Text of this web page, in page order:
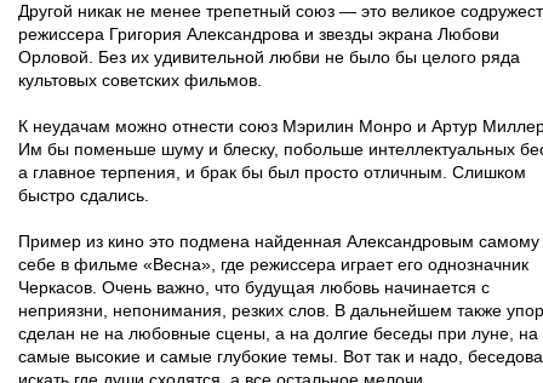
Другой никак не менее трепетный союз — это великое
режиссера Григория Александрова и звезды экрана Любови
Орловой. Без их удивительной любви не было бы целого ряда
культовых советских фильмов.
К неудачам можно отнести союз Мэрилин Монро и Артур
Им бы поменьше шуму и блеску, побольше интеллектуальных
а главное терпения, и брак бы был просто отличным. Слишком
быстро сдались.
Пример из кино это подмена найденная Александровым самому
себе в фильме «Весна», где режиссера играет его однозначник
Черкасов. Очень важно, что будущая любовь начинается с
неприязни, непонимания, резких слов. В дальнейшем также упор
сделан не на любовные сцены, а на долгие беседы при луне, на
самые высокие и самые глубокие темы. Вот так и надо,